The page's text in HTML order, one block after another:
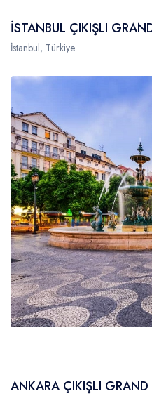
İSTANBUL ÇIKIŞLI
İstanbul, Türkiye
ANKARA ÇIKIŞLI